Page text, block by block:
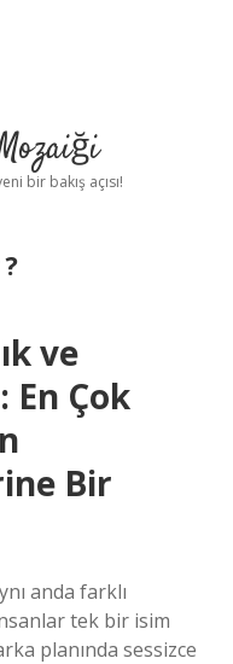
bir bakış açısı!
ve
En Çok
Bir
anda farklı
tek bir isim
planında sessizce